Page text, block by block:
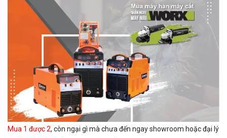
Mua 1 được 2, còn ngại gì mà chưa đến ngay showroom hoặc đại lý